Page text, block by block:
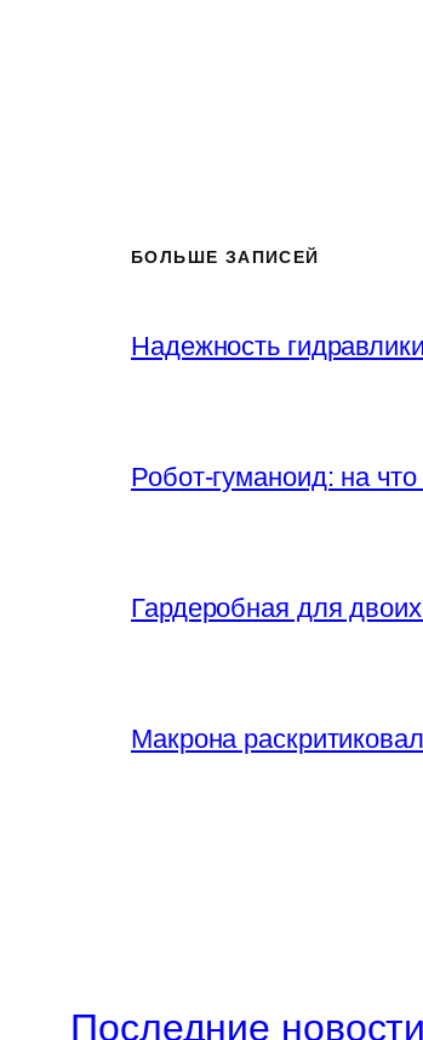
БОЛЬШЕ ЗАПИСЕЙ
Надежность
Робот-гуманоид: на
Гардеробная для
Макрона
Последние новости